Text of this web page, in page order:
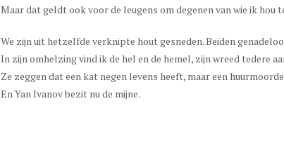
Maar dat geldt ook voor de leugens om degenen van wie ik hou
We zijn uit hetzelfde verknipte hout gesneden. Beiden
In zijn omhelzing vind ik de hel en de hemel, zijn wreed tedere
Ze zeggen dat een kat negen levens heeft, maar een
En Yan Ivanov bezit nu de mijne.